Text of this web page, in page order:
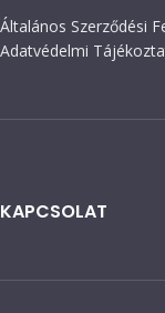
Általános Szerződési
Adatvédelmi
KAPCSOLAT